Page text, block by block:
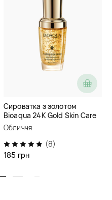
Сироватка з золотом
Bioaqua 24K Gold Skin Care
Essence
Обличчя
(8)
185 грн